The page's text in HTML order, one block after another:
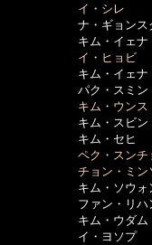
イ・シレ →
ナ・ギョンスク　
キム・イェナ　　
イ・ヒョビ
キム・イェナ　　
パク・スミン　　
キム・ウンス
キム・スビン　　　
キム・セヒ　　　
ペク・スンチ
チョン・ミン
キム・ソウォン　
ファン・リハン　
キム・ウダム　　
イ・ヨソプ　　　　